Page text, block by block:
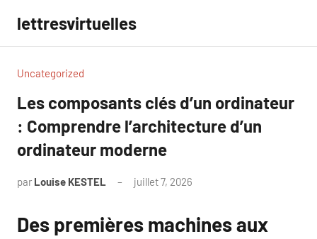
contenu
lettresvirtuelles
Uncategorized
Les composants clés d’un ordinateur
: Comprendre l’architecture d’un
ordinateur moderne
par Louise KESTEL juillet 7, 2026
Des premières machines aux